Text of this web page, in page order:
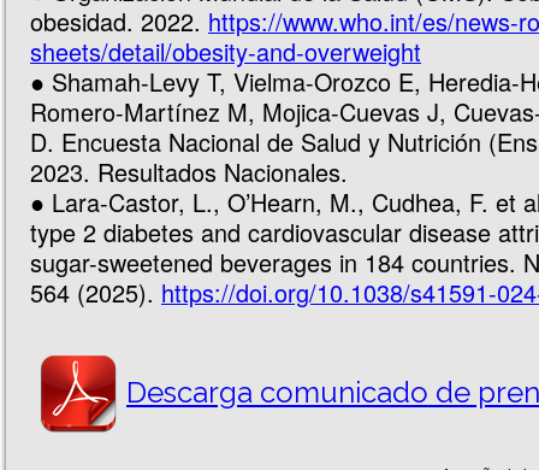
obesidad. 2022. https://www.who.int/es/news-
sheets/detail/obesity-and-overweight
● Shamah-Levy T, Vielma-Orozco E, Heredia-
Romero-Martínez M, Mojica-Cuevas J,
D. Encuesta Nacional de Salud y Nutrición
2023. Resultados Nacionales.
● Lara-Castor, L., O’Hearn, M., Cudhea, F. et
type 2 diabetes and cardiovascular disease
sugar-sweetened beverages in 184 countries.
564 (2025). https://doi.org/10.1038/s41591-
Descarga comunicado de